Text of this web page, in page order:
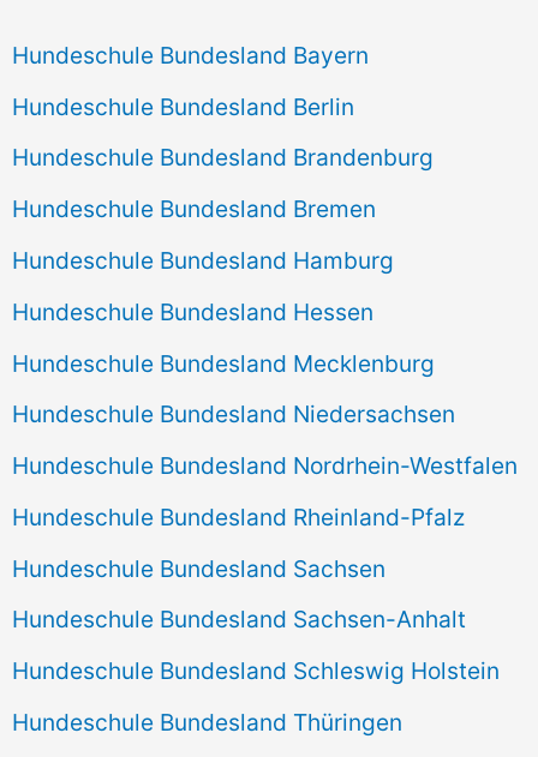
Hundeschule Bundesland Bayern
Hundeschule Bundesland Berlin
Hundeschule Bundesland Brandenburg
Hundeschule Bundesland Bremen
Hundeschule Bundesland Hamburg
Hundeschule Bundesland Hessen
Hundeschule Bundesland Mecklenburg
Hundeschule Bundesland Niedersachsen
Hundeschule Bundesland Nordrhein-Westfalen
Hundeschule Bundesland Rheinland-Pfalz
Hundeschule Bundesland Sachsen
Hundeschule Bundesland Sachsen-Anhalt
Hundeschule Bundesland Schleswig Holstein
Hundeschule Bundesland Thüringen